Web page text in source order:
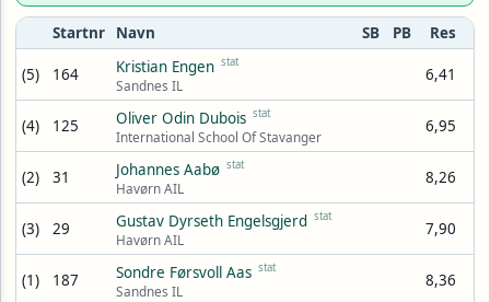
Startnr Navn SB PB Res
(5) 164 Kristian Engen stat
Sandnes IL
6,41
(4) 125 Oliver Odin Dubois stat
International School Of Stavanger
6,95
(2) 31 Johannes Aabø stat
Havørn AIL
8,26
(3) 29 Gustav Dyrseth Engelsgjerd stat
Havørn AIL
7,90
(1) 187 Sondre Førsvoll Aas stat
Sandnes IL
8,36